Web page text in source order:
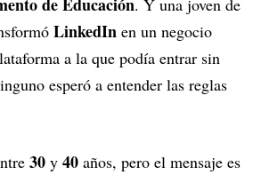
. Y una joven de
LinkedIn en un negocio
a la que podía entrar sin
esperó a entender las reglas
30 y 40 años, pero el mensaje es